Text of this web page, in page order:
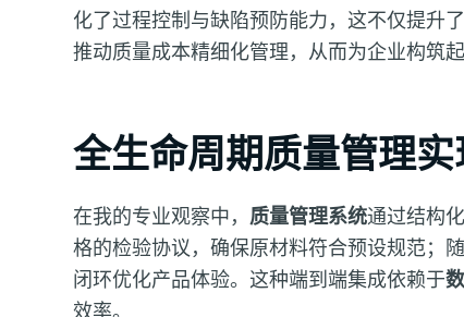
化了过程控制与缺陷预防能力，这不仅提升
推动质量成本精细化管理，从而为企业构筑
全生命周期质量管理实
在我的专业观察中， 质量管理系统通过结构
格的检验协议，确保原材料符合预设规范；
闭环优化产品体验。这种端到端集成依赖于
效率。